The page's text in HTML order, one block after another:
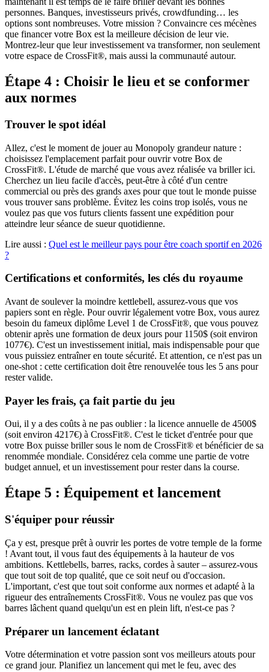
personnes. Banques, investisseurs privés, crowdfunding… les
options sont nombreuses. Votre mission ? Convaincre ces mécènes
que financer votre Box est la meilleure décision de leur vie.
Montrez-leur que leur investissement va transformer, non seulement
votre espace de CrossFit®, mais aussi la communauté autour.
Étape 4 : Choisir le lieu et se conformer
aux normes
Trouver le spot idéal
Allez, c'est le moment de jouer au Monopoly grandeur nature :
choisissez l'emplacement parfait pour ouvrir votre Box de
CrossFit®. L'étude de marché que vous avez réalisée va briller ici.
Cherchez un lieu facile d'accès, peut-être à côté d'un centre
commercial ou près des grands axes pour que tout le monde puisse
vous trouver sans problème. Évitez les coins trop isolés, vous ne
voulez pas que vos futurs clients fassent une expédition pour
atteindre leur séance de sueur quotidienne.
Lire aussi : Quel est le meilleur pays pour être coach sportif en 2026
?
Certifications et conformités, les clés du royaume
Avant de soulever la moindre kettlebell, assurez-vous que vos
papiers sont en règle. Pour ouvrir légalement votre Box, vous aurez
besoin du fameux diplôme Level 1 de CrossFit®, que vous pouvez
obtenir après une formation de deux jours pour 1150$ (soit environ
1077€). C'est un investissement initial, mais indispensable pour que
vous puissiez entraîner en toute sécurité. Et attention, ce n'est pas un
one-shot : cette certification doit être renouvelée tous les 5 ans pour
rester valide.
Payer les frais, ça fait partie du jeu
Oui, il y a des coûts à ne pas oublier : la licence annuelle de 4500$
(soit environ 4217€) à CrossFit®. C'est le ticket d'entrée pour que
votre Box puisse briller sous le nom de CrossFit® et bénéficier de sa
renommée mondiale. Considérez cela comme une partie de votre
budget annuel, et un investissement pour rester dans la course.
Étape 5 : Équipement et lancement
S'équiper pour réussir
Ça y est, presque prêt à ouvrir les portes de votre temple de la forme
! Avant tout, il vous faut des équipements à la hauteur de vos
ambitions. Kettlebells, barres, racks, cordes à sauter – assurez-vous
que tout soit de top qualité, que ce soit neuf ou d'occasion.
L'important, c'est que tout soit conforme aux normes et adapté à la
rigueur des entraînements CrossFit®. Vous ne voulez pas que vos
barres lâchent quand quelqu'un est en plein lift, n'est-ce pas ?
Préparer un lancement éclatant
Votre détermination et votre passion sont vos meilleurs atouts pour
ce grand jour. Planifiez un lancement qui met le feu, avec des